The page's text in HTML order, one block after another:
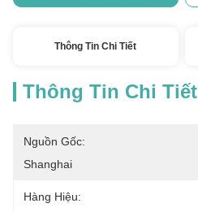
Thông Tin Chi Tiết
Thông Tin Chi Tiết
Nguồn Gốc:
Shanghai
Hàng Hiệu: